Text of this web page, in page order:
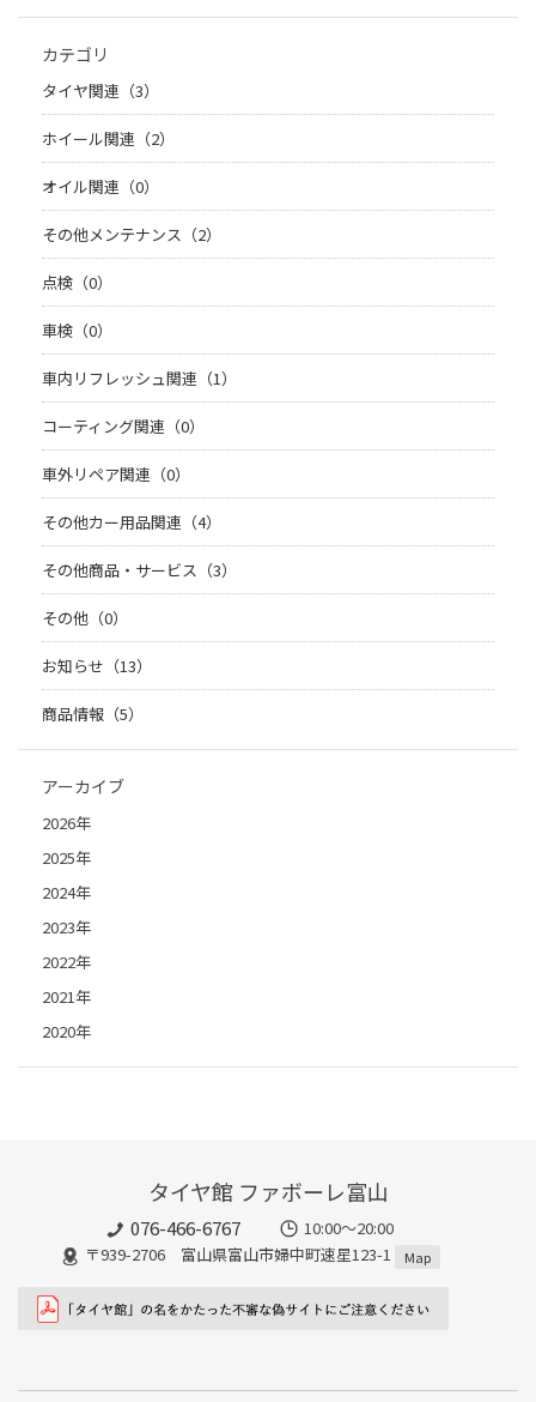
カテゴリ
タイヤ関連（3）
ホイール関連（2）
オイル関連（0）
その他メンテナンス（2）
点検（0）
車検（0）
車内リフレッシュ関連（1）
コーティング関連（0）
車外リペア関連（0）
その他カー用品関連（4）
その他商品・サービス（3）
その他（0）
お知らせ（13）
商品情報（5）
アーカイブ
2026年
2025年
2024年
2023年
2022年
2021年
2020年
タイヤ館 ファボーレ富山
076-466-6767
10:00～20:00
〒939-2706 富山県富山市婦中町速星123-1
Map